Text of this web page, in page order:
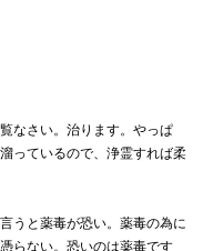
なさい。治ります。やっぱ
っているので、浄霊すれば柔
うと薬毒が恐い。薬毒の為に
らない。恐いのは薬毒です